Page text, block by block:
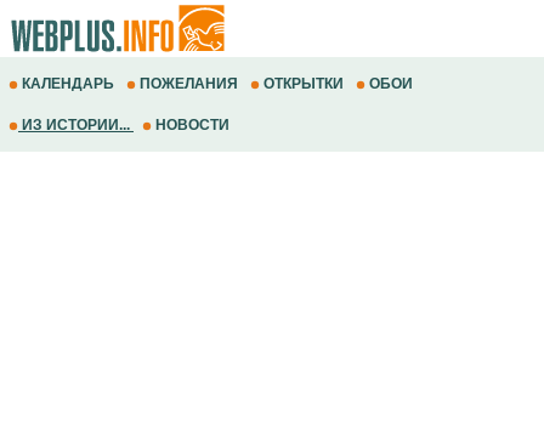
КАЛЕНДАРЬ ПОЖЕЛАНИЯ ОТКРЫТКИ ОБОИ
ИЗ ИСТОРИИ... НОВОСТИ